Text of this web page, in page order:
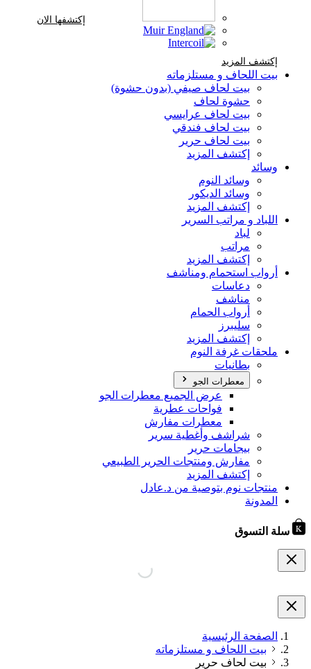
إكتشف المزيد
إكتشفها الان
بيت اللحاف و مستلزماته
بيت لحاف صيفي (بدون حشوة)
حشوة لحاف
بيت لحاف عرايسي
بيت لحاف فندقي
بيت لحاف حرير
إكتشف المزيد
وسائد
وسائد النوم
وسائد الديكور
إكتشف المزيد
اللباد و مراتب السرير
لباد
مراتب
إكتشف المزيد
أرواب استحمام ومناشف
دعاسات
مناشف
أرواب الحمام
سليبرز
إكتشف المزيد
ملحقات غرفة النوم
بطانيات
معطرات الجو
عرض الجميع معطرات الجو
فواحات عطرية
معطرات مفارش
شراشف وأغطية سرير
بيجامات حرير
مفارش ومنتجات الحرير الطبيعي
إكتشف المزيد
منتجات نوم بتوصية من د.عادل
المدونة
سلة التسوق
الصفحة الرئيسية
بيت اللحاف و مستلزماته
بيت لحاف حرير